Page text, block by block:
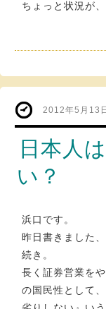
ちょっと状況が
2012年5月13日
日本人
い？
浜口です。
昨日書きました、
続き。
長く証券営業を
の国民性として